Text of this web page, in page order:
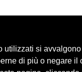
utilizzati si
di più o negare